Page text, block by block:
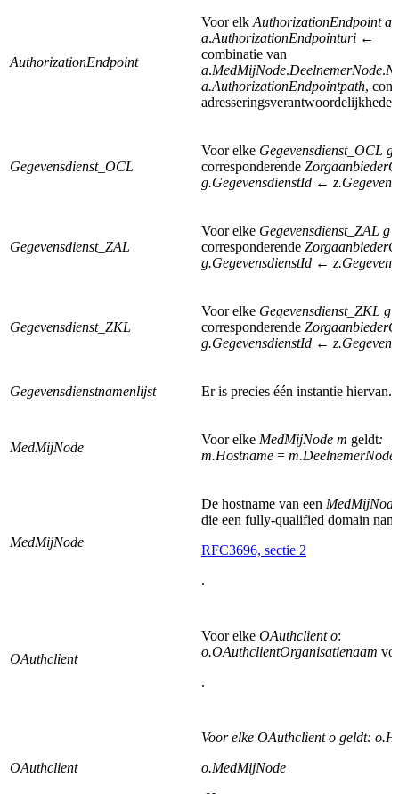
AuthorizationEndpoint
Voor elk AuthorizationEndpoint a
a.AuthorizationEndpointuri ←
combinatie van
a.MedMijNode.DeelnemerNode.
a.AuthorizationEndpointpath,
Gegevensdienst_OCL
Voor elke Gegevensdienst_OCL g
corresponderende
g.GegevensdienstId ←
Gegevensdienst_ZAL
Voor elke Gegevensdienst_ZAL g
corresponderende
g.GegevensdienstId ←
Gegevensdienst_ZKL
Voor elke Gegevensdienst_ZKL g
corresponderende
g.GegevensdienstId ←
Gegevensdienstnamenlijst Er is precies één instantie hiervan.
MedMijNode
Voor elke MedMijNode m geldt:
m.Hostname =
MedMijNode
De hostname van een MedMijNode
die een fully-qualified domain
RFC3696, sectie 2
.
OAuthclient
Voor elke OAuthclient o:
o.OAuthclientOrganisatienaam
.
OAuthclient
Voor elke OAuthclient o geldt:
o.MedMijNode